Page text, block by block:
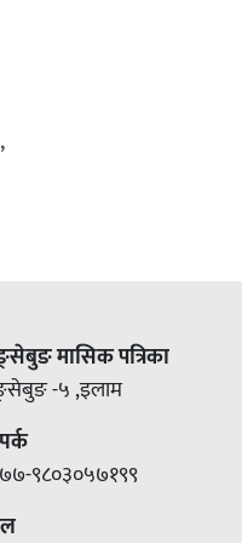
मासिक पत्रिका
-५ ,इलाम
९८०३०५७१९९